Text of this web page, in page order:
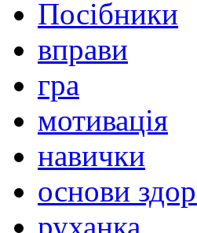
Посібники
вправи
гра
мотивація
навички
основи